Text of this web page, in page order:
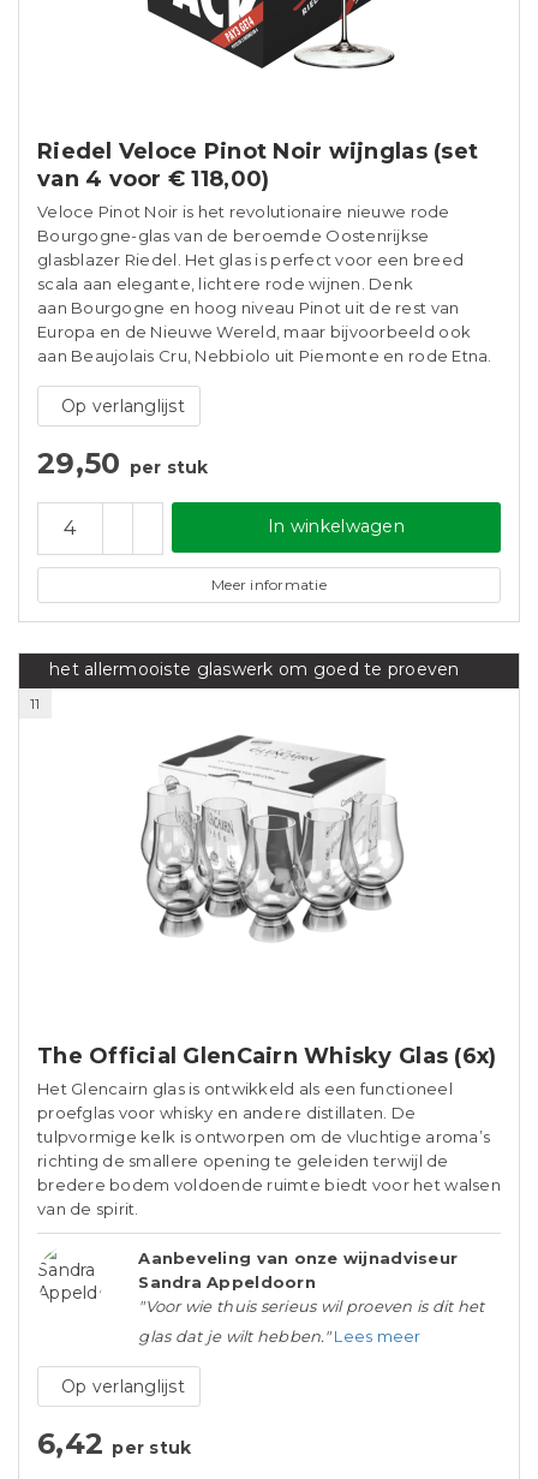
Riedel Veloce Pinot Noir wijnglas (set
van 4 voor € 118,00)
Veloce Pinot Noir is het revolutionaire nieuwe rode
Bourgogne-glas van de beroemde Oostenrijkse
glasblazer Riedel. Het glas is perfect voor een breed
scala aan elegante, lichtere rode wijnen. Denk
aan Bourgogne en hoog niveau Pinot uit de rest van
Europa en de Nieuwe Wereld, maar bijvoorbeeld ook
aan Beaujolais Cru, Nebbiolo uit Piemonte en rode Etna.
Op verlanglijst
29,50 per stuk
In winkelwagen
Meer informatie
het allermooiste glaswerk om goed te proeven
11
The Official GlenCairn Whisky Glas (6x)
Het Glencairn glas is ontwikkeld als een functioneel
proefglas voor whisky en andere distillaten. De
tulpvormige kelk is ontworpen om de vluchtige aroma’s
richting de smallere opening te geleiden terwijl de
bredere bodem voldoende ruimte biedt voor het walsen
van de spirit.
Aanbeveling van onze wijnadviseur
Sandra Appeldoorn
"Voor wie thuis serieus wil proeven is dit het
glas dat je wilt hebben." Lees meer
Op verlanglijst
6,42 per stuk